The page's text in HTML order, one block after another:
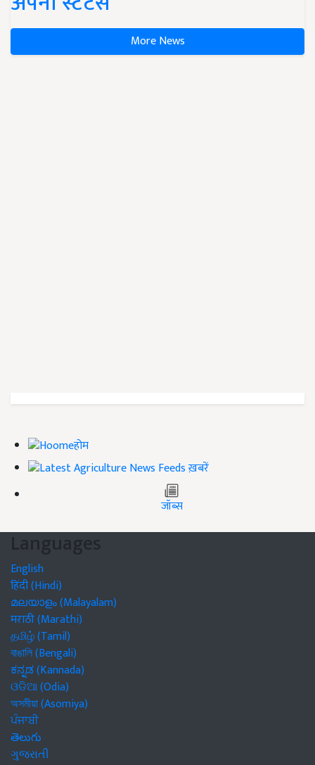
More News
होम
ख़बरें
जॉब्स
Languages
English
हिंदी (Hindi)
മലയാളം (Malayalam)
मराठी (Marathi)
தமிழ் (Tamil)
বাঙালি (Bengali)
ಕನ್ನಡ (Kannada)
ଓଡିଆ (Odia)
অসমীয়া (Asomiya)
ਪੰਜਾਬੀ
తెలుగు
ગુજરાતી